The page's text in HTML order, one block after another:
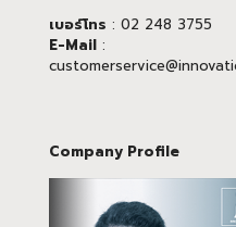
เบอร์โทร : 02 248 3755
E-Mail :
Company Profile